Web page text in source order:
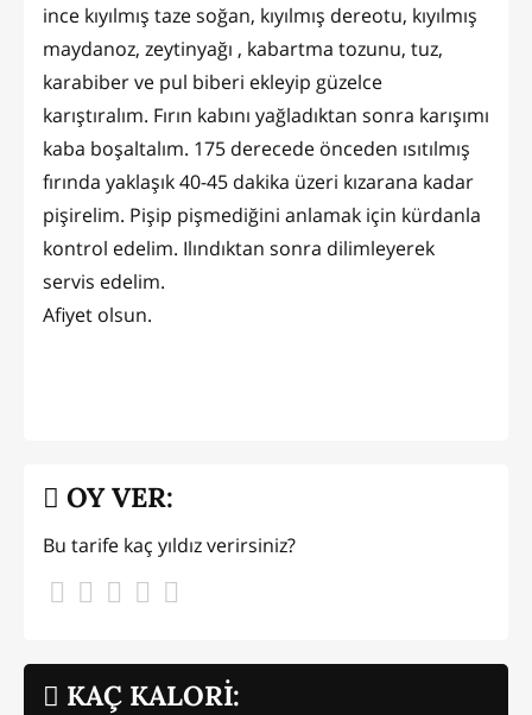
ince kıyılmış taze soğan, kıyılmış dereotu, kıyılmış
maydanoz, zeytinyağı , kabartma tozunu, tuz,
karabiber ve pul biberi ekleyip güzelce
karıştıralım. Fırın kabını yağladıktan sonra karışımı
kaba boşaltalım. 175 derecede önceden ısıtılmış
fırında yaklaşık 40-45 dakika üzeri kızarana kadar
pişirelim. Pişip pişmediğini anlamak için kürdanla
kontrol edelim. Ilındıktan sonra dilimleyerek
servis edelim.
Afiyet olsun.
KAÇ KALORİ:
OY VER:
Bu tarife kaç yıldız verirsiniz?